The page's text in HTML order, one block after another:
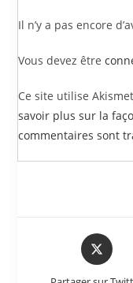
Il n’y a pas encore
Vous devez être
Ce site utilise
savoir plus sur la
commentaires sont